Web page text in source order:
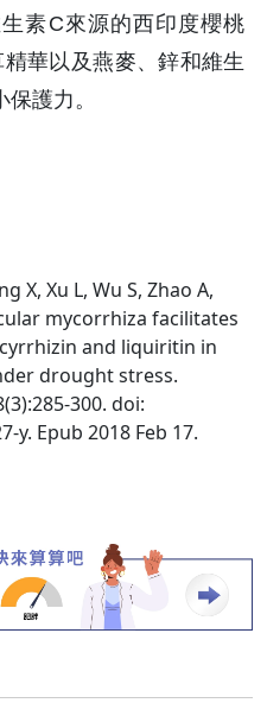
素C來源的西印度櫻桃
華以及燕麥、鋅和維生
護力。
X, Xu L, Wu S, Zhao A,
mycorrhiza facilitates
and liquiritin in
drought stress.
300. doi:
y. Epub 2018 Feb 17.